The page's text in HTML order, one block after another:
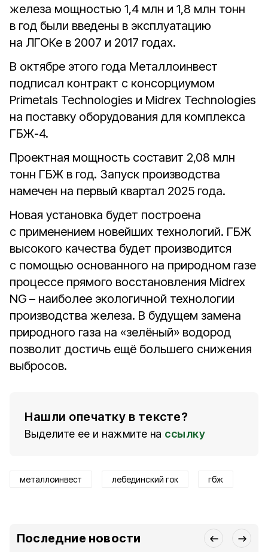
железа мощностью 1,4 млн и 1,8 млн тонн
в год были введены в эксплуатацию
на ЛГОКе в 2007 и 2017 годах.
В октябре этого года Металлоинвест
подписал контракт с консорциумом
Primetals Technologies и Midrex Technologies
на поставку оборудования для комплекса
ГБЖ-4.
Проектная мощность составит 2,08 млн
тонн ГБЖ в год. Запуск производства
намечен на первый квартал 2025 года.
Новая установка будет построена
с применением новейших технологий. ГБЖ
высокого качества будет производится
с помощью основанного на природном газе
процессе прямого восстановления Midrex
NG – наиболее экологичной технологии
производства железа. В будущем замена
природного газа на «зелёный» водород
позволит достичь ещё большего снижения
выбросов.
Нашли опечатку в тексте?
Выделите ее и нажмите на ссылку
металлоинвест лебединский гок гбж
Последние новости